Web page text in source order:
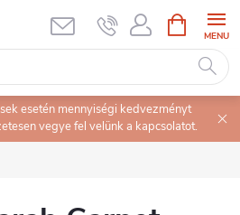
KOSÁR
esetén mennyiségi kedvezményt
vegye fel velünk a kapcsolatot.